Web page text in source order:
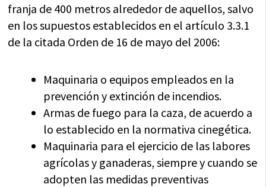
franja de 400 metros alrededor de aquellos, salvo
en los supuestos establecidos en el artículo 3.3.1
de la citada Orden de 16 de mayo del 2006:
Maquinaria o equipos empleados en la
prevención y extinción de incendios.
Armas de fuego para la caza, de acuerdo a
lo establecido en la normativa cinegética.
Maquinaria para el ejercicio de las labores
agrícolas y ganaderas, siempre y cuando se
adopten las medidas preventivas